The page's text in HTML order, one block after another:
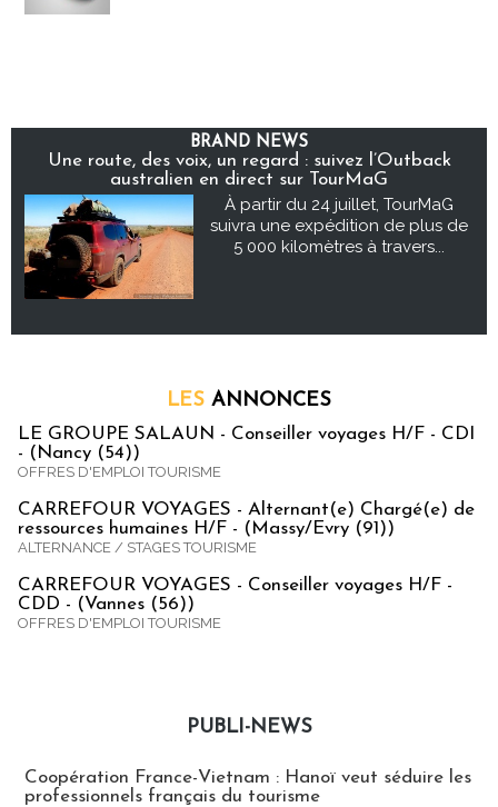
BRAND NEWS
Une route, des voix, un regard : suivez l’Outback
australien en direct sur TourMaG
À partir du 24 juillet, TourMaG
suivra une expédition de plus de
5 000 kilomètres à travers...
LES ANNONCES
LE GROUPE SALAUN - Conseiller voyages H/F - CDI
- (Nancy (54))
OFFRES D'EMPLOI TOURISME
CARREFOUR VOYAGES - Alternant(e) Chargé(e) de
ressources humaines H/F - (Massy/Evry (91))
ALTERNANCE / STAGES TOURISME
CARREFOUR VOYAGES - Conseiller voyages H/F -
CDD - (Vannes (56))
OFFRES D'EMPLOI TOURISME
PUBLI-NEWS
Coopération France-Vietnam : Hanoï veut séduire les
professionnels français du tourisme